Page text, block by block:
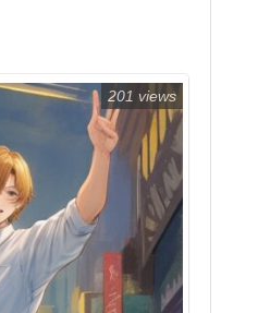
201 views